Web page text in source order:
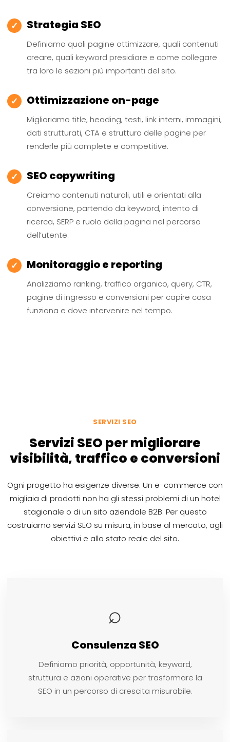
✓ Strategia SEO
Definiamo quali pagine ottimizzare, quali contenuti
creare, quali keyword presidiare e come collegare
tra loro le sezioni più importanti del sito.
✓ Ottimizzazione on-page
Miglioriamo title, heading, testi, link interni, immagini,
dati strutturati, CTA e struttura delle pagine per
renderle più complete e competitive.
✓ SEO copywriting
Creiamo contenuti naturali, utili e orientati alla
conversione, partendo da keyword, intento di
ricerca, SERP e ruolo della pagina nel percorso
dell’utente.
✓ Monitoraggio e reporting
Analizziamo ranking, traffico organico, query, CTR,
pagine di ingresso e conversioni per capire cosa
funziona e dove intervenire nel tempo.
SERVIZI SEO
Servizi SEO per migliorare
visibilità, traffico e conversioni
Ogni progetto ha esigenze diverse. Un e-commerce con
migliaia di prodotti non ha gli stessi problemi di un hotel
stagionale o di un sito aziendale B2B. Per questo
costruiamo servizi SEO su misura, in base al mercato, agli
obiettivi e allo stato reale del sito.
⌕
Consulenza SEO
Definiamo priorità, opportunità, keyword,
struttura e azioni operative per trasformare la
SEO in un percorso di crescita misurabile.